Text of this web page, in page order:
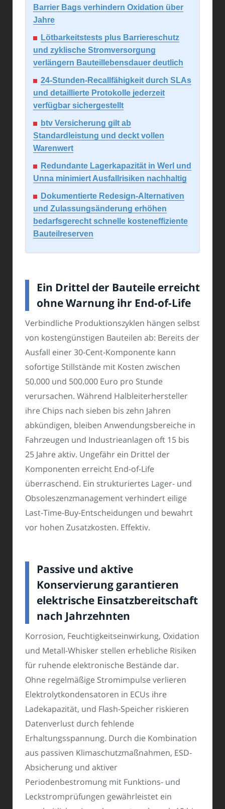
Barrier Bags verhindern Oxidation über
Jahre
Lötbarkeitstests plus Barriereschutz
und zyklische Stromversorgung
verlängern Bauteillebensdauer deutlich
24-Stunden-Recallfähigkeit durch SLAs
und detaillierte Protokolle jederzeit
verfügbar sichergestellt
btv Versicherung gilt ab
Standardleistung und deckt vollen
Warenwert
Redundante Lagerkapazität in Werl und
Unna minimiert Ausfallrisiken nachhaltig
Dokumentierte Redesign-Alternativen
und Zulassungsänderung erhöhen
bedarfsgerecht schnelle kosteneffiziente
Bauteilreserven
Ein Drittel der Bauteile erreicht
ohne Warnung ihr End-of-Life
Verbindliche Produktionszyklen hängen selbst
von kostengünstigen Bauteilen ab: Bereits der
Ausfall einer 30-Cent-Komponente kann
sofortige Stillstände mit Kosten zwischen
50.000 und 500.000 Euro pro Stunde
verursachen. Während Halbleiterhersteller
ihre Chips nach sieben bis zehn Jahren
abkündigen, bleiben Anwendungsbereiche in
Fahrzeugen und Industrieanlagen oft 15 bis
25 Jahre aktiv. Ungefähr ein Drittel der
Komponenten erreicht End-of-Life
überraschend. Ein strukturiertes Lager- und
Obsoleszenzmanagement verhindert eilige
Last-Time-Buy-Entscheidungen und bewahrt
vor hohen Zusatzkosten. Effektiv.
Passive und aktive
Konservierung garantieren
elektrische Einsatzbereitschaft
nach Jahrzehnten
Korrosion, Feuchtigkeitseinwirkung, Oxidation
und Metall-Whisker stellen erhebliche Risiken
für ruhende elektronische Bestände dar.
Ohne regelmäßige Stromimpulse verlieren
Elektrolytkondensatoren in ECUs ihre
Ladekapazität, und Flash-Speicher riskieren
Datenverlust durch fehlende
Erhaltungsspannung. Durch die Kombination
aus passiven Klimaschutzmaßnahmen, ESD-
Absicherung und aktiver
Periodenbestromung mit Funktions- und
Leckstromprüfungen gewährleistet ein